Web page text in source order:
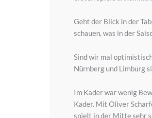
Geht der Blick in der
schauen, was in der
Sind wir mal
Nürnberg und Limburg
Im Kader war wenig
Kader. Mit Oliver
spielt in der Mitte sehr